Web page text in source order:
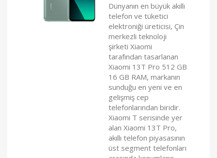
Dünyanın en büyük akıllı
telefon ve tüketici
elektroniği üreticisi, Çin
merkezli teknoloji
şirketi Xiaomi
tarafından tasarlanan
Xiaomi 13T Pro 512 GB
16 GB RAM, markanın
sunduğu en yeni ve en
gelişmiş cep
telefonlarından biridir.
Xiaomi T serisinde yer
alan Xiaomi 13T Pro,
akıllı telefon piyasasının
üst segment telefonları